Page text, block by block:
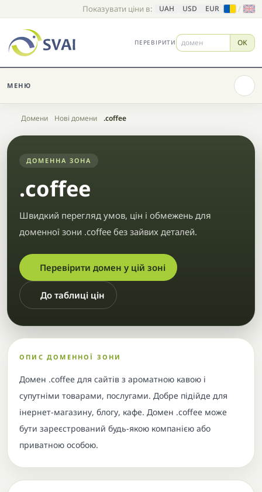
Показувати ціни в: UAH USD EUR /
ПЕРЕВІРИТИ OK
МЕНЮ
Головна
Домени Нові домени .coffee
ДОМЕННА ЗОНА
.coffee
Швидкий перегляд умов, цін і обмежень для
доменної зони .coffee без зайвих деталей.
Перевірити домен у цій зоні
До таблиці цін
ОПИС ДОМЕННОЇ ЗОНИ
Домен .coffee для сайтів з ароматною кавою і
супутніми товарами, послугами. Добре підійде для
інернет-магазину, блогу, кафе. Домен .coffee може
бути зареєстрований будь-якою компанією або
приватною особою.